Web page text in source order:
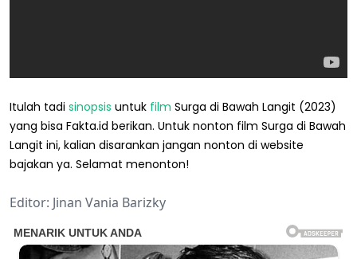
Itulah tadi sinopsis untuk film Surga di Bawah Langit (2023)
yang bisa Fakta.id berikan. Untuk nonton film Surga di Bawah
Langit ini, kalian disarankan jangan nonton di website
bajakan ya. Selamat menonton!
Editor: Jinan Vania Barizky